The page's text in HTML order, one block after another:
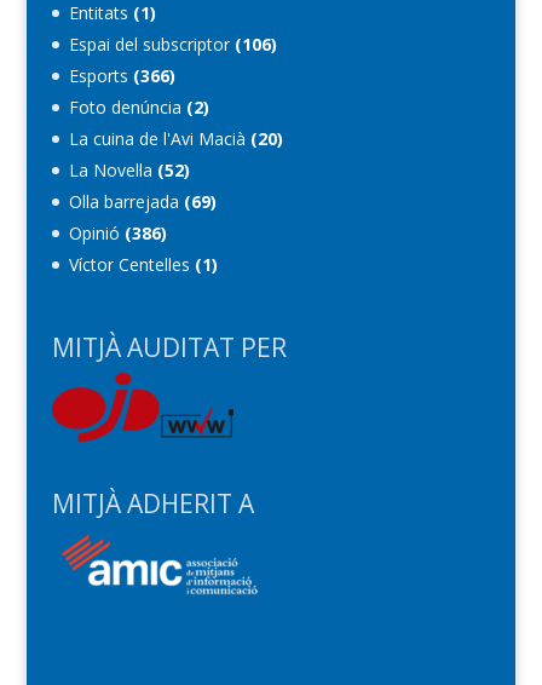
Entitats (1)
Espai del subscriptor(106)
Esports (366)
Foto denúncia (2)
La cuina de l'Avi Macià (20)
La Novel·la (52)
Olla barrejada (69)
Opinió (386)
Víctor Centelles (1)
MITJÀ AUDITAT PER
MITJÀ ADHERIT A